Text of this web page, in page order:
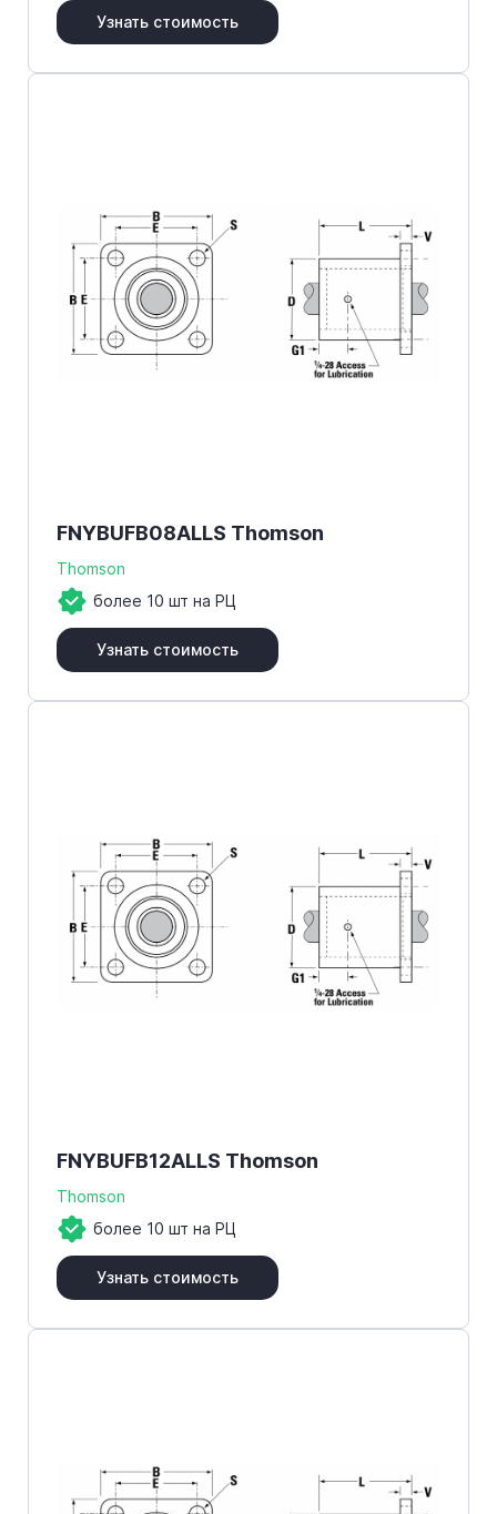
Узнать стоимость
FNYBUFB08ALLS Thomson
Thomson
более 10 шт на РЦ
Узнать стоимость
FNYBUFB12ALLS Thomson
Thomson
более 10 шт на РЦ
Узнать стоимость